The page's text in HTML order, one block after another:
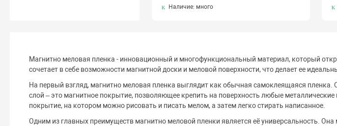
Наличие: много
Магнитно меловая пленка - инновационный и многофункциональный материал, который
сочетает в себе возможности магнитной доски и меловой поверхности, что делает ее
На первый взгляд, магнитно меловая пленка выглядит как обычная самоклеящаяся
слой – это магнитное покрытие, позволяющее крепить на поверхность любые
покрытие, на котором можно рисовать и писать мелом, а затем легко стирать написанное.
Одним из главных преимуществ магнитно меловой пленки является её универсальность.